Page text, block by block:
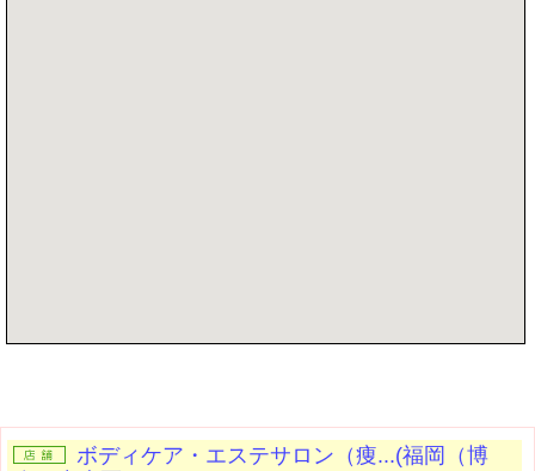
ボディケア・エステサロン（痩...(福岡（博